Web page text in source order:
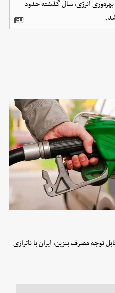
انرژی،‌ سال گذشته حدود
افزایش قابل توجه مصرف بنزین، ایران با ناترازی